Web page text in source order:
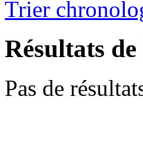
Trier
Résultats
Pas de